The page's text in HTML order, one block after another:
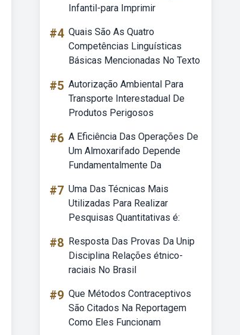
Infantil-para Imprimir
#4 Quais São As Quatro
Competências Linguísticas
Básicas Mencionadas No Texto
#5 Autorização Ambiental Para
Transporte Interestadual De
Produtos Perigosos
#6 A Eficiência Das Operações De
Um Almoxarifado Depende
Fundamentalmente Da
#7 Uma Das Técnicas Mais
Utilizadas Para Realizar
Pesquisas Quantitativas é:
#8 Resposta Das Provas Da Unip
Disciplina Relações étnico-
raciais No Brasil
#9 Que Métodos Contraceptivos
São Citados Na Reportagem
Como Eles Funcionam